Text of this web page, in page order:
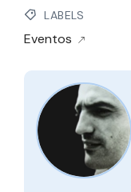
LABELS
Eventos